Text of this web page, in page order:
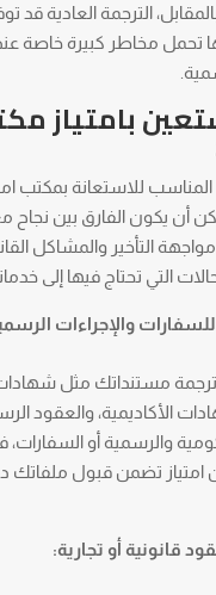
الترجمة العادية
تحمل مخاطر كبيرة خاصة
بامتياز
المناسب للاستعانة بمكتب
أن يكون الفارق بين نجاح
التأخير والمشاكل
التي تحتاج فيها إلى
للسفارات والإجراءات
ترجمة مستنداتك مثل شهادات
الأكاديمية، والعقود
والرسمية أو السفارات،
امتياز تضمن قبول
قانونية أو تجارية: